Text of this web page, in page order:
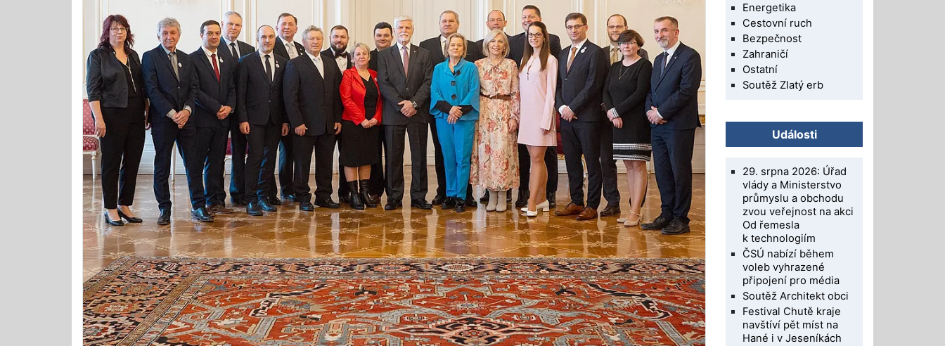
Energetika
Cestovní ruch
Bezpečnost
Zahraničí
Ostatní
Soutěž Zlatý erb
Události
29. srpna 2026: Úřad
vlády a Ministerstvo
průmyslu a obchodu
zvou veřejnost na akci
Od řemesla
k technologiím
ČSÚ nabízí během
voleb vyhrazené
připojení pro média
Soutěž Architekt obci
Festival Chutě kraje
navštíví pět míst na
Hané i v Jeseníkách